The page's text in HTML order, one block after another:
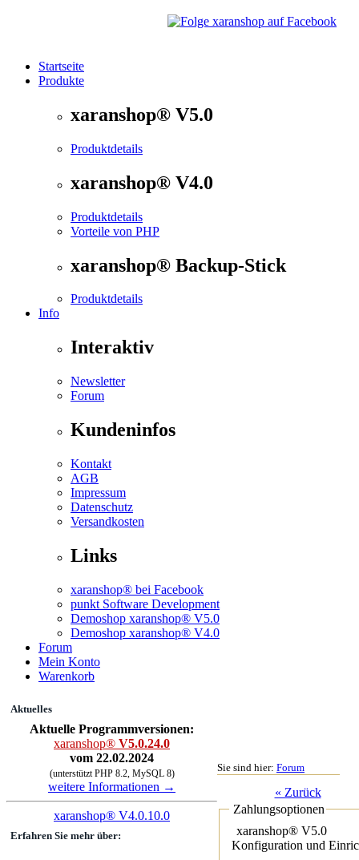
Startseite
Produkte
xaranshop® V5.0
Produktdetails
xaranshop® V4.0
Produktdetails
Vorteile von PHP
xaranshop® Backup-Stick
Produktdetails
Info
Interaktiv
Newsletter
Forum
Kundeninfos
Kontakt
AGB
Impressum
Datenschutz
Versandkosten
Links
xaranshop® bei Facebook
punkt Software Development
Demoshop xaranshop® V5.0
Demoshop xaranshop® V4.0
Forum
Mein Konto
Warenkorb
Aktuelles
Aktuelle Programmversionen:
xaranshop® V5.0.24.0
vom 22.02.2024
(unterstützt PHP 8.2, MySQL 8)
weitere Informationen →
xaranshop® V4.0.10.0
Erfahren Sie mehr über:
Sie sind hier: Forum
« Zurück
Zahlungsoptionen
xaranshop® V5.0
Konfiguration und